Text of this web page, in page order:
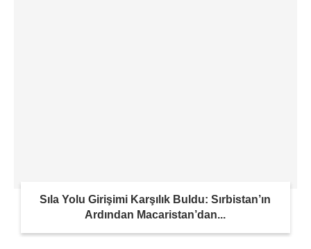
Sıla Yolu Girişimi Karşılık Buldu: Sırbistan’ın
Ardından Macaristan’dan...